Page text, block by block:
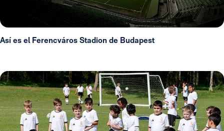
Así es el Ferencváros Stadion de Budapest